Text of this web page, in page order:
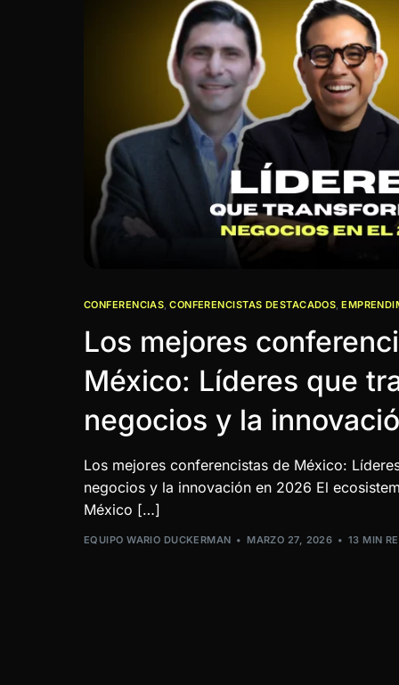
CONFERENCIAS ,CONFERENCISTAS DESTACADOS ,
Los mejores
México: Líderes que
negocios y la
Los mejores conferencistas de México:
negocios y la innovación en 2026 El
México […]
EQUIPO WARIO DUCKERMAN MARZO 27, 2026 13 MIN